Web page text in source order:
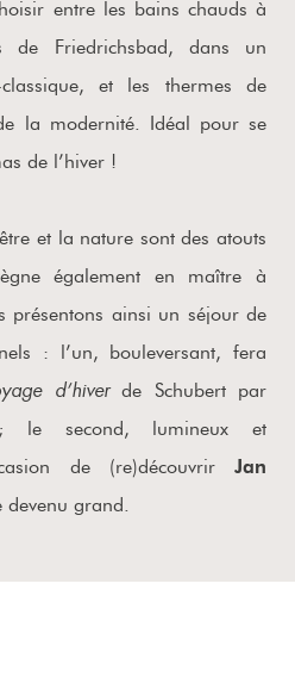
entre les bains chauds à
de Friedrichsbad, dans un
et les thermes de
la modernité. Idéal pour se
de l’hiver !
et la nature sont des atouts
également en maître à
présentons ainsi un séjour de
: l’un, bouleversant, fera
d’hiverde Schubert par
second, lumineux et
de (re)découvrir Jan
grand.